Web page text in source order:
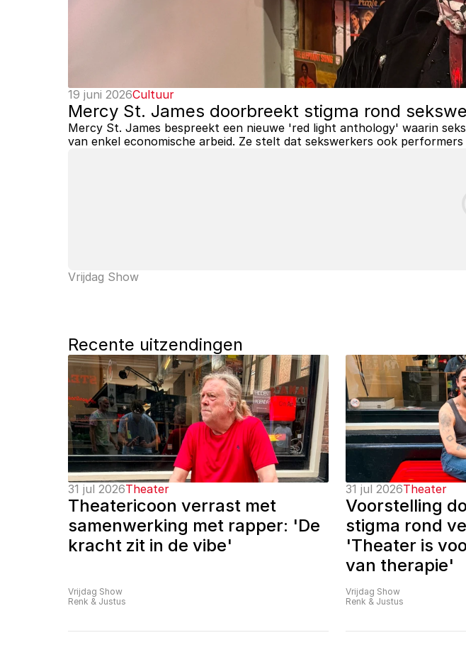
19 juni 2026Cultuur
Mercy St. James doorbreekt stigma rond
Mercy St. James bespreekt een nieuwe 'red light anthology' waarin
van enkel economische arbeid. Ze stelt dat sekswerkers ook
Vrijdag Show
Recente uitzendingen
31 jul 2026Theater
Theatericoon verrast met
samenwerking met rapper: 'De
kracht zit in de vibe'
Vrijdag Show
Renk & Justus
31 jul 2026Theater
Voorstelling
stigma rond
'Theater is
van therapie'
Vrijdag Show
Renk & Justus